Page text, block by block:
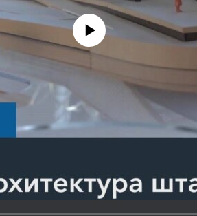
No media source currently available